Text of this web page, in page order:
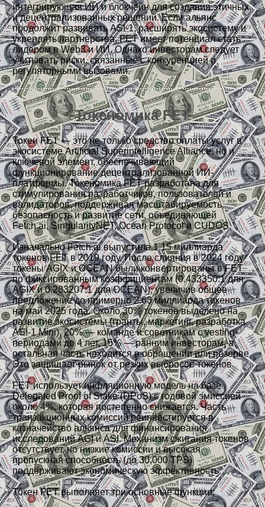
интегрирующая ИИ и блокчейн для создания этичных
и децентрализованных решений. Если альянс
продолжит развивать ASI-1, расширять экосистему и
укреплять партнёрства, FET имеет потенциал стать
лидером в Web3 и ИИ. Однако инвесторам следует
учитывать риски, связанные с конкуренцией и
регуляторными вызовами.
Токеномика FET
Токен FET — это не только средство оплаты услуг в
экосистеме Artificial Superintelligence Alliance, но и
ключевой элемент, обеспечивающий
функционирование децентрализованной ИИ-
платформы. Токеномика FET разработана для
стимулирования разработчиков, пользователей и
валидаторов, поддерживая масштабируемость,
безопасность и развитие сети, объединяющей
Fetch.ai, SingularityNET, Ocean Protocol и CUDOS.
Изначально Fetch.ai выпустила 1.15 миллиарда
токенов FET в 2019 году. После слияния в 2024 году
токены AGIX и OCEAN были конвертированы в FET
по фиксированным коэффициентам (0.433350:1 для
AGIX и 0.283207:1 для OCEAN), увеличив общее
предложение до примерно 2.63 миллиарда токенов
на май 2025 года. Около 30% токенов выделено на
развитие экосистемы (гранты, маркетинг, разработка
ASI-1 Mini), 20% — команде и советникам с vesting-
периодами до 4 лет, 15% — ранним инвесторам, а
остальная часть находится в обращении или резерве.
Это защищает рынок от резких выбросов токенов.
FET использует инфляционную модель на базе
Delegated Proof of Stake (DPoS) с годовой эмиссией
около 4%, которая постепенно снижается. Часть
транзакционных комиссий реинвестируется в
казначейство альянса для финансирования
исследований AGI и ASI. Механизм сжигания токенов
отсутствует, но низкие комиссии и высокая
пропускная способность (до 30,000 TPS)
поддерживают экономическую эффективность.
Токен FET выполняет три основные функции: